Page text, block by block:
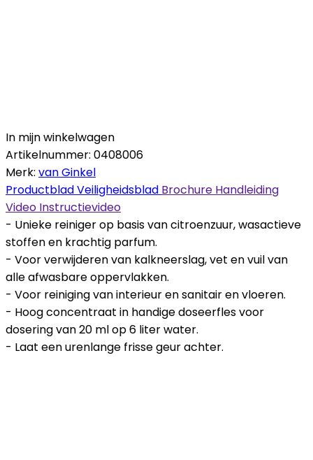
In mijn winkelwagen
Artikelnummer: 0408006
Merk: van Ginkel
ProductbladVeiligheidsblad Brochure Handleiding
Video Instructievideo
- Unieke reiniger op basis van citroenzuur, wasactieve
stoffen en krachtig parfum.
- Voor verwijderen van kalkneerslag, vet en vuil van
alle afwasbare oppervlakken.
- Voor reiniging van interieur en sanitair en vloeren.
- Hoog concentraat in handige doseerfles voor
dosering van 20 ml op 6 liter water.
- Laat een urenlange frisse geur achter.